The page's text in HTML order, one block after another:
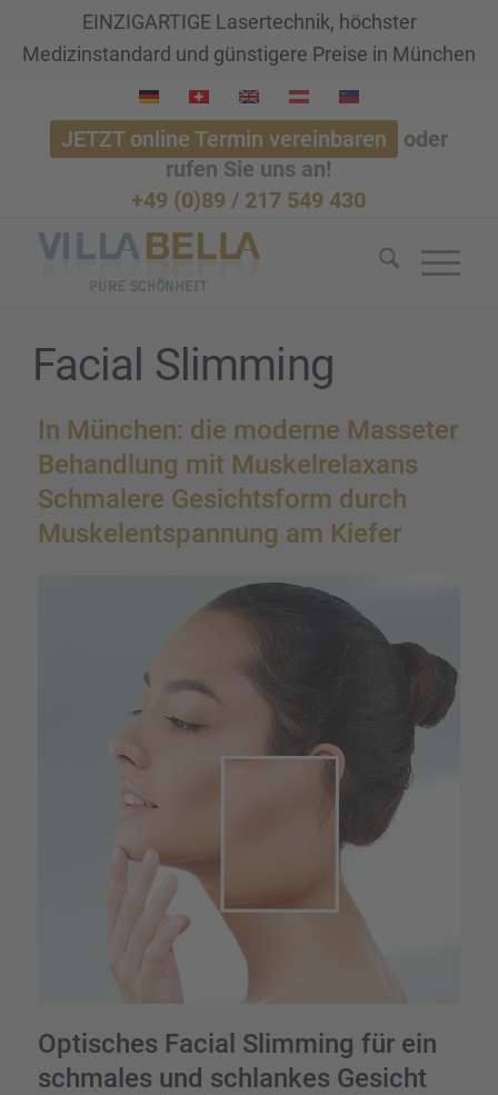
EINZIGARTIGE Lasertechnik, höchster
Medizinstandard und günstigere Preise in München
JETZT online Termin vereinbaren
oder
rufen Sie uns an!
+49 (0)89 / 217 549 430
Facial Slimming
In München: die moderne Masse­ter
Behand­lung mit Muskel­re­lax­ans
Schma­lere Gesichts­form durch
Muskel­ent­span­nung am Kiefer
Optisches Facial Slimming für ein
schma­les und schlan­kes Gesicht